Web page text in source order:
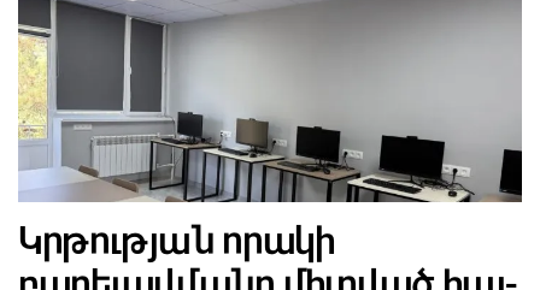
Կրթության որակի